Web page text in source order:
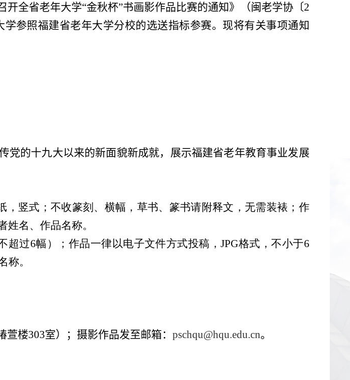
全省老年大学“金秋杯”书画影作品比赛的通知》（闽老学协〔2
参照福建省老年大学分校的选送指标参赛。现将有关事项通知
党的十九大以来的新面貌新成就，展示福建省老年教育事业发展
，竖式；不收篆刻、横幅，草书、篆书请附释文，无需装裱；作
名、作品名称。
超过6幅）；作品一律以电子文件方式投稿，JPG格式，不小于6
称。
萱楼303室）；摄影作品发至邮箱：pschqu@hqu.edu.cn。